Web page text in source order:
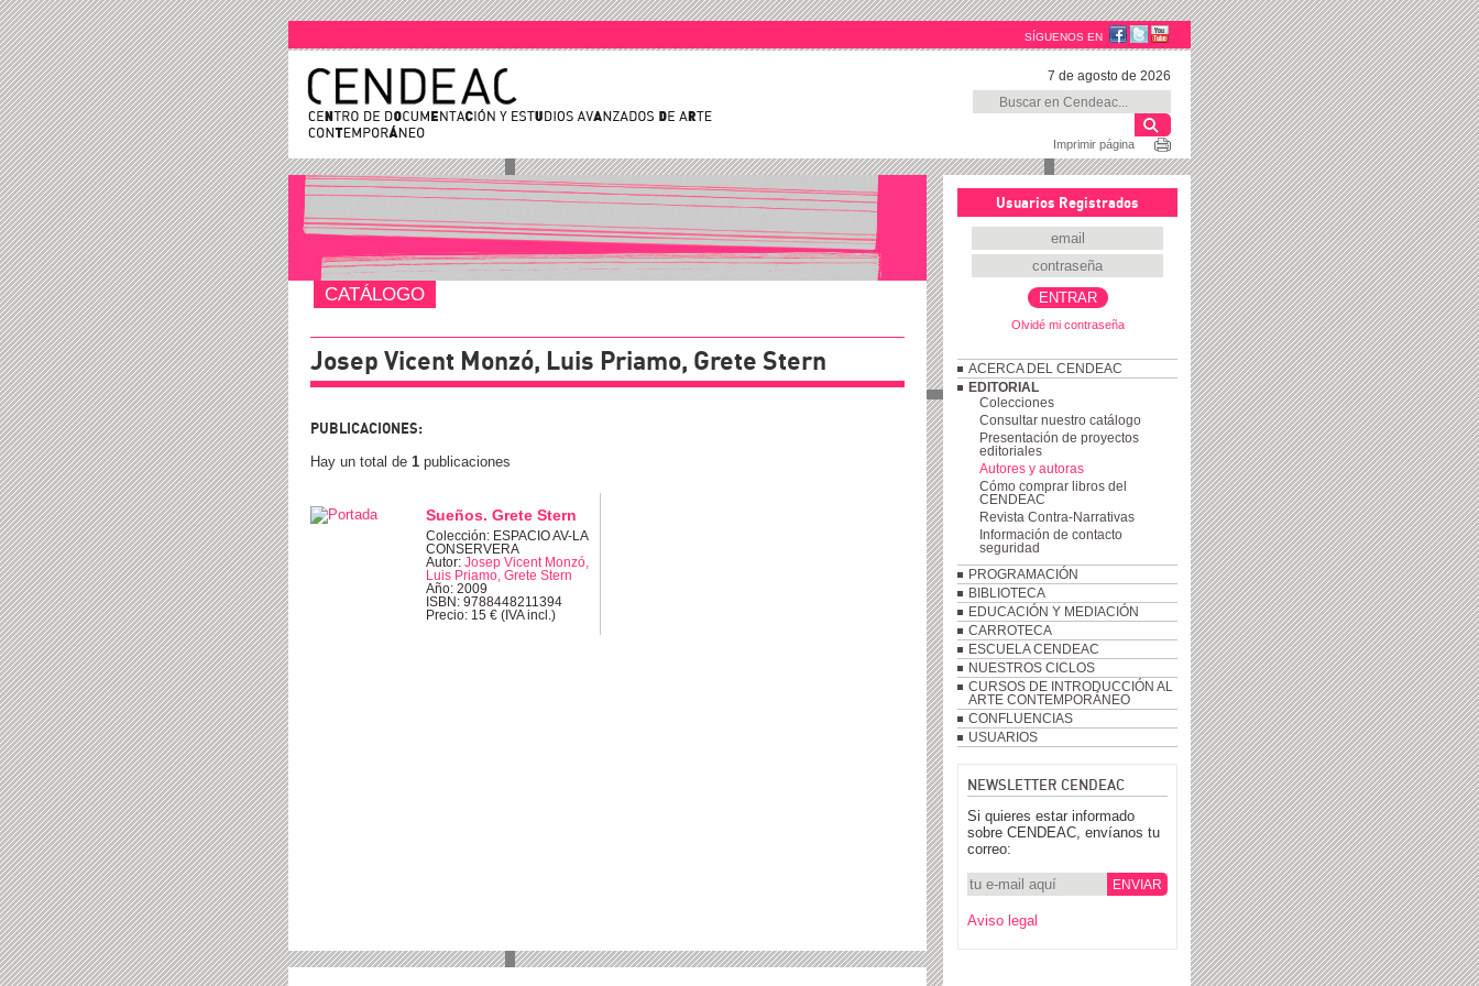
SÍGUENOS EN
7 de agosto de 2026
Imprimir página
Usuarios Registrados
Olvidé mi contraseña
ACERCA DEL CENDEAC
EDITORIAL
Colecciones
Consultar nuestro catálogo
Presentación de proyectos
editoriales
Autores y autoras
Cómo comprar libros del
CENDEAC
Revista Contra-Narrativas
Información de contacto
seguridad
PROGRAMACIÓN
BIBLIOTECA
EDUCACIÓN Y MEDIACIÓN
CARROTECA
ESCUELA CENDEAC
NUESTROS CICLOS
CURSOS DE INTRODUCCIÓN AL
ARTE CONTEMPORÁNEO
CONFLUENCIAS
USUARIOS
NEWSLETTER CENDEAC
Si quieres estar informado
sobre CENDEAC, envíanos tu
correo:
Aviso legal
CATÁLOGO
Josep Vicent Monzó, Luis Priamo, Grete Stern
PUBLICACIONES:
Hay un total de 1 publicaciones
Sueños. Grete Stern
Colección: ESPACIO AV-LA
CONSERVERA
Autor: Josep Vicent Monzó,
Luis Priamo, Grete Stern
Año: 2009
ISBN: 9788448211394
Precio: 15 € (IVA incl.)